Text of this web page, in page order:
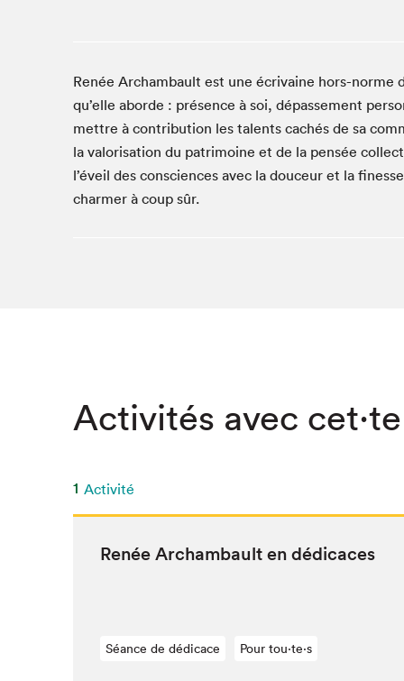
Les matins Petits bonheurs (0-5 ans)
Espace Lis-moi MTL (12-18 ans)
Le grand jeu de lecture à voix haute du Salon
Espace Montréal-Nord
Tapis rouge des écrivain·e·s
SLM 2021
SLM 2020
Renée Archambault est une écrivaine hors-norme
qu’elle aborde : présence à soi, dépassement
mettre à contribution les talents cachés de sa
la valorisation du patrimoine et de la pensée
l’éveil des consciences avec la douceur et la
charmer à coup sûr.
Activités avec
1 Activité
Renée Archam­bault en dédicaces
Séance de dédicace Pour tou⋅te⋅s